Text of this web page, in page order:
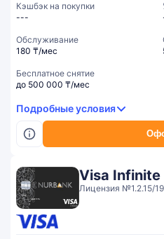
Кэшбэк на покупки
---
Обслуживание
180 ₸/мес
Бесплатное снятие
до 500 000 ₸/мес
Подробные условия
Visa Infinite
Лицензия №1.2.15/